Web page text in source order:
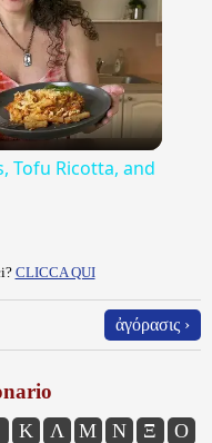
Tofu Ricotta, and
CLICCA QUI
ἀγόρασις ›
Κ Λ Μ Ν Ξ
Ο